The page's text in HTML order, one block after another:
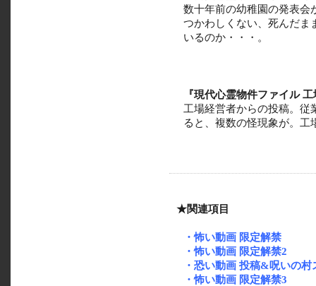
数十年前の幼稚園の発表会
つかわしくない、死んだま
いるのか・・・。
『現代心霊物件ファイル
工場経営者からの投稿。従
ると、複数の怪現象が。工
★関連項目
・怖い動画 限定解禁
・怖い動画 限定解禁2
・恐い動画 投稿&呪いの村
・怖い動画 限定解禁3